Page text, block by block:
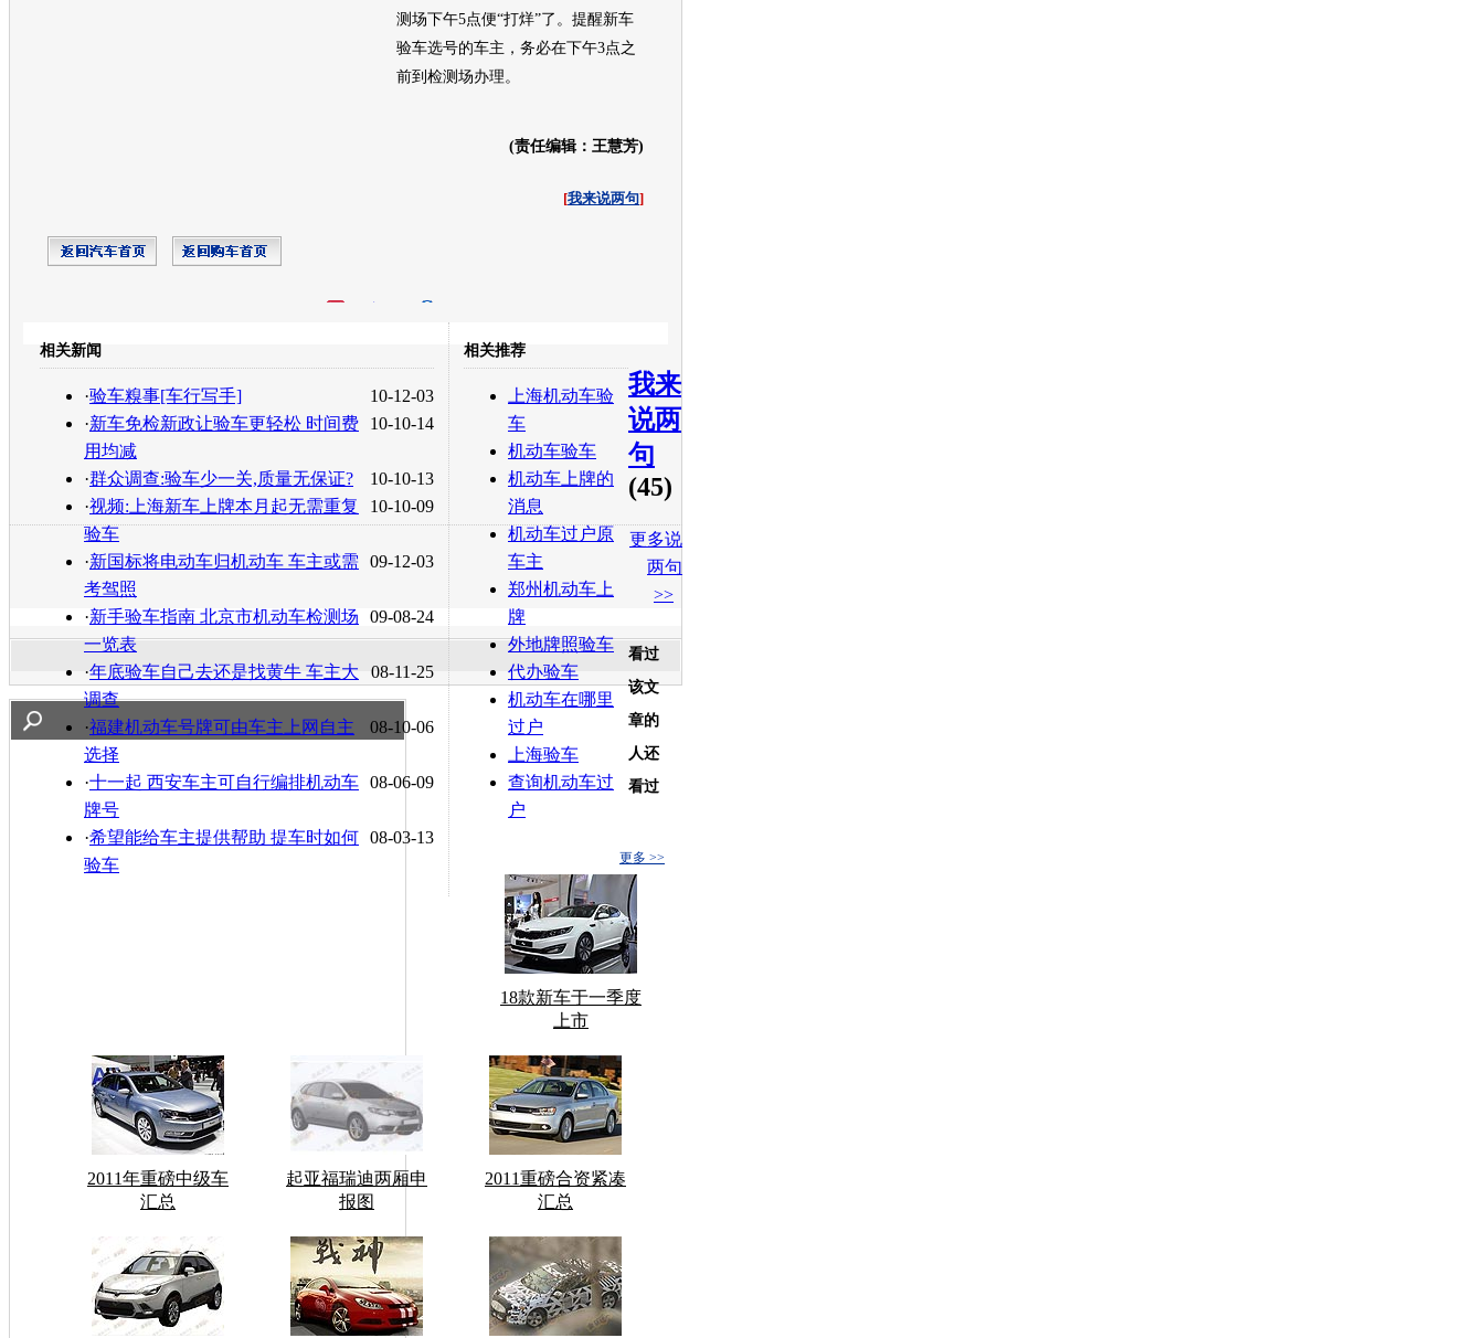
测场下午5点便“打烊”了。提醒新车
验车选号的车主，务必在下午3点之
前到检测场办理。
(责任编辑：王慧芳)
[我来说两句]
转发至： 白社会 百度i贴吧
相关新闻
10-12-03
·验车糗事[车行写手]
10-10-14
·新车免检新政让验车更轻松 时间费
用均减
10-10-13
·群众调查:验车少一关,质量无保证?
10-10-09
·视频:上海新车上牌本月起无需重复
验车
09-12-03
·新国标将电动车归机动车 车主或需
考驾照
09-08-24
·新手验车指南 北京市机动车检测场
一览表
08-11-25
·年底验车自己去还是找黄牛 车主大
调查
08-10-06
·福建机动车号牌可由车主上网自主
选择
08-06-09
·十一起 西安车主可自行编排机动车
牌号
08-03-13
·希望能给车主提供帮助 提车时如何
验车
相关推荐
上海机动车验
车
机动车验车
机动车上牌的
消息
机动车过户原
车主
郑州机动车上
牌
外地牌照验车
代办验车
机动车在哪里
过户
上海验车
查询机动车过
户
我来
说两
句
(45)
更多说
两句
>>
更多 >>
看过
该文
章的
人还
看过
18款新车于一季度
上市
2011年重磅中级车
汇总
起亚福瑞迪两厢申
报图
2011重磅合资紧凑
汇总